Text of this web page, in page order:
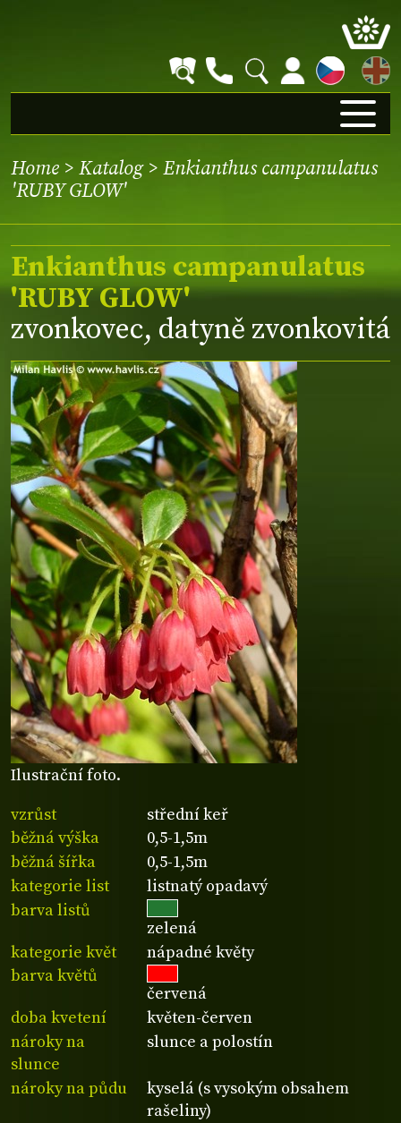
EN
Home > Katalog> Enkianthus campanulatus
'RUBY GLOW'
Ilustrační foto.
Enkianthus campanulatus
'RUBY GLOW'
zvonkovec, datyně zvonkovitá
vzrůst
střední keř
běžná výška
0,5-1,5m
běžná šířka
0,5-1,5m
kategorie list
listnatý opadavý
barva listů
zelená
kategorie květ
nápadné květy
barva květů
červená
doba kvetení
květen-červen
nároky na
slunce
slunce a polostín
nároky na půdu
kyselá (s vysokým obsahem
rašeliny)